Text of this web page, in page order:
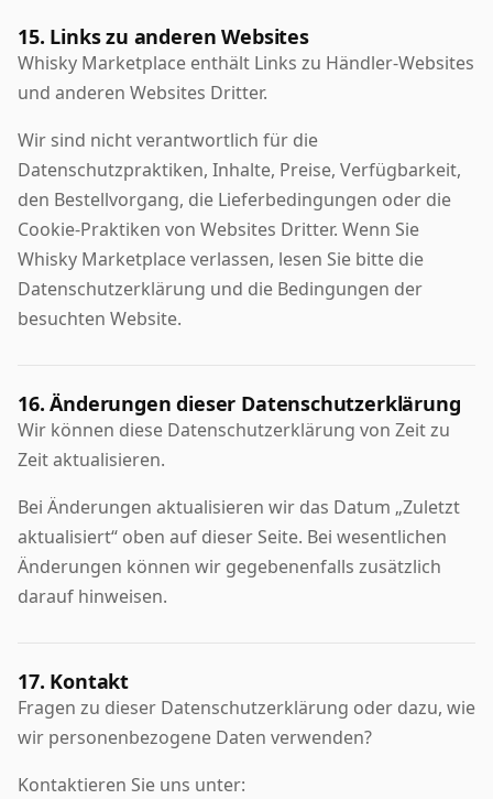
15. Links zu anderen Websites
Whisky Marketplace enthält Links zu Händler-Websites
und anderen Websites Dritter.
Wir sind nicht verantwortlich für die
Datenschutzpraktiken, Inhalte, Preise, Verfügbarkeit,
den Bestellvorgang, die Lieferbedingungen oder die
Cookie-Praktiken von Websites Dritter. Wenn Sie
Whisky Marketplace verlassen, lesen Sie bitte die
Datenschutzerklärung und die Bedingungen der
besuchten Website.
16. Änderungen dieser Datenschutzerklärung
Wir können diese Datenschutzerklärung von Zeit zu
Zeit aktualisieren.
Bei Änderungen aktualisieren wir das Datum „Zuletzt
aktualisiert“ oben auf dieser Seite. Bei wesentlichen
Änderungen können wir gegebenenfalls zusätzlich
darauf hinweisen.
17. Kontakt
Fragen zu dieser Datenschutzerklärung oder dazu, wie
wir personenbezogene Daten verwenden?
Kontaktieren Sie uns unter: